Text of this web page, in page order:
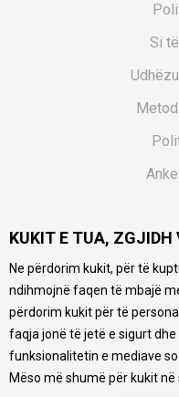
Si
Pyetjet
Ne bëjmë çmos që të
të produkteve tona,
mund të garantojmë
gabime. Të gjitha
kjo nuk do të thotë
KUKIT E TUA, ZGJIDH
Ne përdorim kukit, për të
ndihmojnë faqen të mbajë
përdorim kukit për të
faqja jonë të jetë e sigurt
funksionalitetin e mediave
Mëso më shumë për kukit në